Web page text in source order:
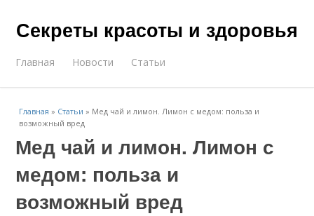
Секреты красоты и здоровья
Главная Новости Статьи
Главная » Статьи » Мед чай и лимон. Лимон с медом: польза и
возможный вред
Мед чай и лимон. Лимон с
медом: польза и
возможный вред